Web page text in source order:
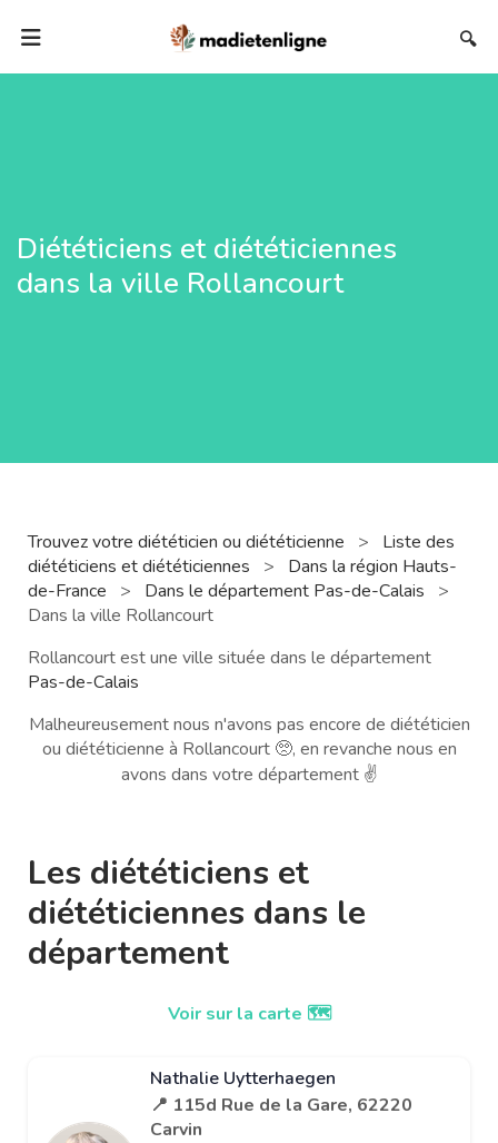
🔍
Diététiciens et diététiciennes
dans la ville Rollancourt
Trouvez votre diététicien ou diététicienne >
Liste des
diététiciens et diététiciennes
>
Dans la région Hauts-
de-France
> Dans le département Pas-de-Calais
>
Dans la ville Rollancourt
Rollancourt est une ville située dans le département
Pas-de-Calais
Malheureusement nous n'avons pas encore de diététicien
ou diététicienne à Rollancourt 🥺, en revanche nous en
avons dans votre département ✌️
Les diététiciens et
diététiciennes dans le
département
Voir sur la carte 🗺️
Nathalie Uytterhaegen
📍 115d Rue de la Gare, 62220
Carvin